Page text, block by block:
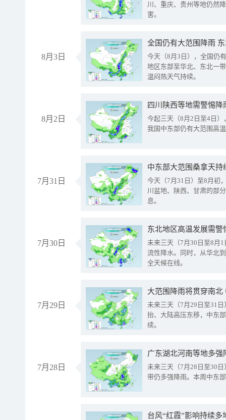
川、重庆、贵州等地仍然
害。
8月3日
全国仍有大范围降雨
今天（8月3日），全国仍
地区东部至华北、东北一
温闷热天气持续。
8月2日
今起三天（8月2日至4日
我国中东部仍有大范围高
7月31日
中东部大范围桑拿天
今天（7月31日）至8月初
川盆地、陕西、甘肃的部
息。
7月30日
东北地区高温发展需
未来三天（7月30日至8月
流性降水。同时，从华北
全天候在线。
7月29日
大范围降雨将贯穿南
未来三天（7月29日至31
抬、大陆高压东移，中东
续。
7月28日
广东湖北河南等地多
未来三天（7月28日至30
带仍多强降雨。本周中东
台风“红霞”影响持续